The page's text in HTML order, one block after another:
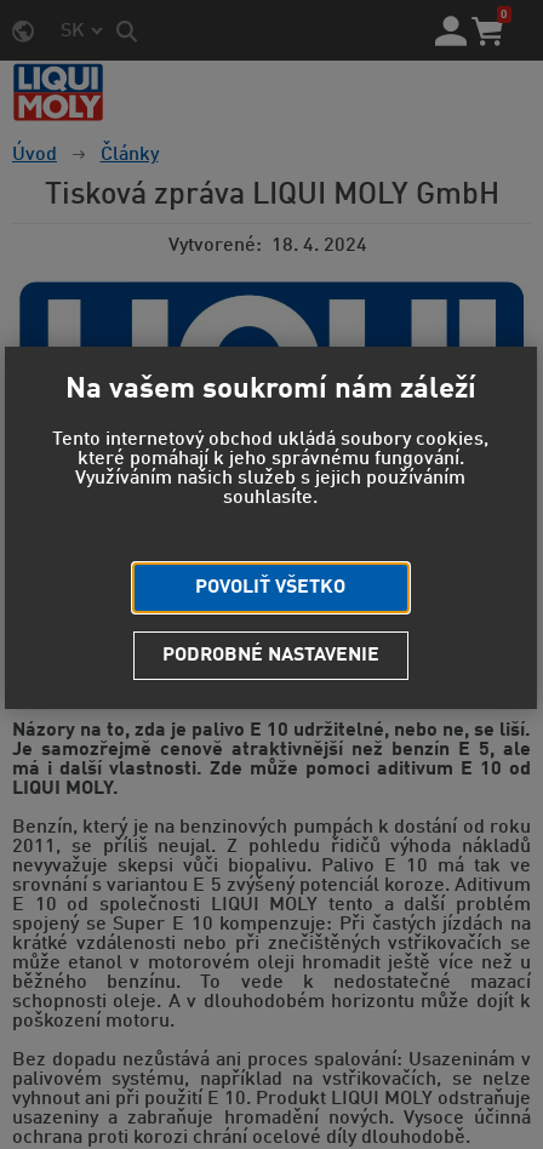
SK
0
Úvod Články
Tisková zpráva LIQUI MOLY GmbH
Vytvorené 18. 4. 2024
Přísada LIQUI MOLY řeší problémy zvýšeného
Názory na to, zda je palivo E 10 udržitelné, nebo ne, se liší.
Je samozřejmě cenově atraktivnější než benzín E 5, ale
má i další vlastnosti. Zde může pomoci aditivum E 10 od
LIQUI MOLY.
Benzín, který je na benzinových pumpách k dostání od roku
2011, se příliš neujal. Z pohledu řidičů výhoda nákladů
nevyvažuje skepsi vůči biopalivu. Palivo E 10 má tak ve
srovnání s variantou E 5 zvýšený potenciál koroze. Aditivum
E 10 od společnosti LIQUI MOLY tento a další problém
spojený se Super E 10 kompenzuje: Při častých jízdách na
krátké vzdálenosti nebo při znečištěných vstřikovačích se
může etanol v motorovém oleji hromadit ještě více než u
běžného benzínu. To vede k nedostatečné mazací
schopnosti oleje. A v dlouhodobém horizontu může dojít k
poškození motoru.
Bez dopadu nezůstává ani proces spalování: Usazeninám v
palivovém systému, například na vstřikovačích, se nelze
vyhnout ani při použití E 10. Produkt LIQUI MOLY odstraňuje
usazeniny a zabraňuje hromadění nových. Vysoce účinná
ochrana proti korozi chrání ocelové díly dlouhodobě.
Na vašem soukromí nám záleží
Tento internetový obchod ukládá soubory cookies,
které pomáhají k jeho správnému fungování.
Využíváním našich služeb s jejich používáním
souhlasíte.
POVOLIŤ VŠETKO
PODROBNÉ NASTAVENIE